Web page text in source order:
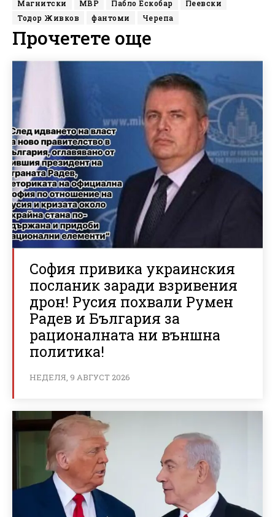
Магнитски МВР Пабло Ескобар
Пеевски
Тодор Живков
фантоми Черепа
Прочетете още
София привика украинския
посланик заради взривения
дрон! Русия похвали Румен
Радев и България за
рационалната ни външна
политика!
НЕДЕЛЯ, 9 АВГУСТ 2026